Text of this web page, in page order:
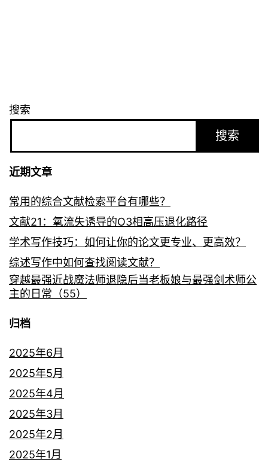
搜索
搜索
近期文章
常用的综合文献检索平台有哪些？
文献21：氧流失诱导的O3相高压退化路径
学术写作技巧：如何让你的论文更专业、更高效？
综述写作中如何查找阅读文献？
穿越最强近战魔法师退隐后当老板娘与最强剑术师公
主的日常（55）
归档
2025年6月
2025年5月
2025年4月
2025年3月
2025年2月
2025年1月